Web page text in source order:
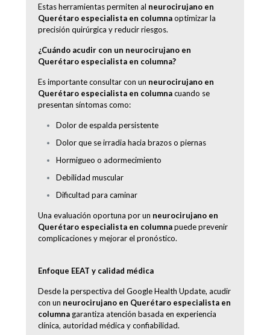
Estas herramientas permiten al neurocirujano en
Querétaro especialista en columnaoptimizar la
precisión quirúrgica y reducir riesgos.
¿Cuándo acudir con un neurocirujano en
Querétaro especialista en columna?
Es importante consultar con un neurocirujano en
Querétaro especialista en columnacuando se
presentan síntomas como:
Dolor de espalda persistente
Dolor que se irradia hacia brazos o piernas
Hormigueo o adormecimiento
Debilidad muscular
Dificultad para caminar
Una evaluación oportuna por un neurocirujano en
Querétaro especialista en columnapuede prevenir
complicaciones y mejorar el pronóstico.
Enfoque EEAT y calidad médica
Desde la perspectiva del Google Health Update, acudir
con un neurocirujano en Querétaro especialista en
columna garantiza atención basada en experiencia
clínica, autoridad médica y confiabilidad.